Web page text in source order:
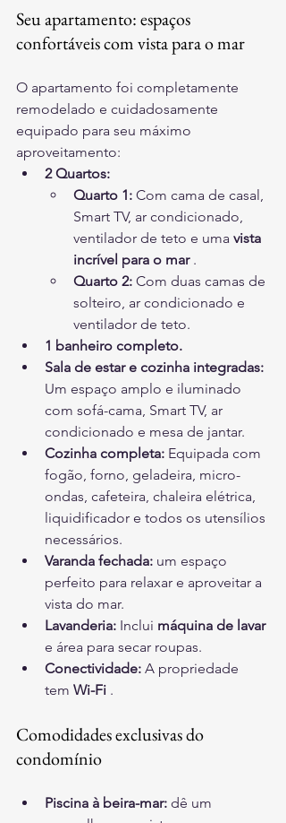
Seu apartamento: espaços
confortáveis com vista para o mar
O apartamento foi completamente
remodelado e cuidadosamente
equipado para seu máximo
aproveitamento:
2 Quartos:
Quarto 1: Com cama de casal,
Smart TV, ar condicionado,
ventilador de teto e uma vista
incrível para o mar .
Quarto 2: Com duas camas de
solteiro, ar condicionado e
ventilador de teto.
1 banheiro completo.
Sala de estar e cozinha integradas:
Um espaço amplo e iluminado
com sofá-cama, Smart TV, ar
condicionado e mesa de jantar.
Cozinha completa: Equipada com
fogão, forno, geladeira, micro-
ondas, cafeteira, chaleira elétrica,
liquidificador e todos os utensílios
necessários.
Varanda fechada: um espaço
perfeito para relaxar e aproveitar a
vista do mar.
Lavanderia: Inclui máquina de lavar
e área para secar roupas.
Conectividade: A propriedade
tem Wi-Fi .
Comodidades exclusivas do
condomínio
Piscina à beira-mar: dê um